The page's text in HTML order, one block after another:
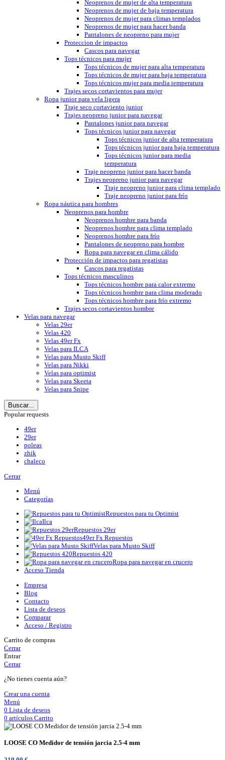
Neoprenos de mujer de alta temperatura
Neoprenos de mujer de baja temperatura
Neoprenos de mujer para climas templados
Neoprenos de mujer para hacer banda
Pantalones de neopreno para mujer
Proteccion de impactos
Cascos para navegar
Tops técnicos para mujer
Tops técnicos de mujer para alta temperatura
Tops técnicos de mujer para baja temperatura
Tops técnicos mujer para media temperatura
Trajes secos cortavientos para mujer
Ropa junior para vela ligera
Traje seco cortaviento junior
Trajes neopreno junior para navegar
Pantalones junior para navegar
Tops técnicos junior para navegar
Tops técnicos junior de alta temperatura
Tops técnicos junior para baja temperatura
Tops técnicos junior para media
temperatura
Traje neopreno junior para hacer banda
Trajes neopreno junior para navegar
Traje neopreno junior para clima templado
Traje neopreno junior para frío
Ropa náutica para hombres
Neoprenos para hombre
Neoprenos hombre para banda
Neoprenos hombre para clima templado
Neoprenos hombre para frío
Pantalones de neopreno para hombre
Ropa para navegar en clima cálido
Protección de impactos para regatistas
Cascos para regatistas
Tops técnicos masculinos
Tops técnicos hombre para calor extremo
Tops técnicos hombre para clima moderado
Tops técnicos hombre para frío extremo
Trajes secos cortavientos hombre
Velas para navegar
Velas 29er
Velas 420
Velas 49er Fx
Velas para ILCA
Velas para Musto Skiff
Velas para Nikki
Velas para optimist
Velas para Skeeta
Velas para Snipe
Buscar...
Popular requests
49er
29er
poleas
zhik
chaleco
Cerrar
Menú
Categorías
Repuestos para tu Optimist
Ilca
Repuestos 29er
49er Fx Repuestos
Velas para Musto Skiff
Repuestos 420
Ropa para navegar en crucero
Acceso Tienda
Empresa
Blog
Contacto
Lista de deseos
Comparar
Acceso / Registro
Carrito de compras
Cerrar
Entrar
Cerrar
¿No tienes cuenta aún?
Crear una cuenta
Menú
0 Lista de deseos
0 artículos Carrito
LOOSE CO Medidor de tensión jarcia 2.5-4 mm